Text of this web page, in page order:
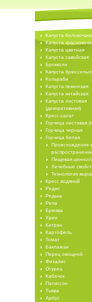
Капуста
Капуста
Капуста цветная
Капуста савойская
Брокколи
Капуста
Кольраби
Капуста пекинская
Капуста китайская
Капуста листовая
(декоративная)
Кресс-салат
Горчица листовая
Горчица черная
Горчица белая
Происхождение
распространение
Пищевая
Лечебные
Технология
Кресс водяной
Редис
Редька
Репа
Брюква
Хрен
Катран
Картофель
Томат
Баклажан
Перец овощной
Физалис
Огурец
Кабачок
Патиссон
Тыква
Арбуз